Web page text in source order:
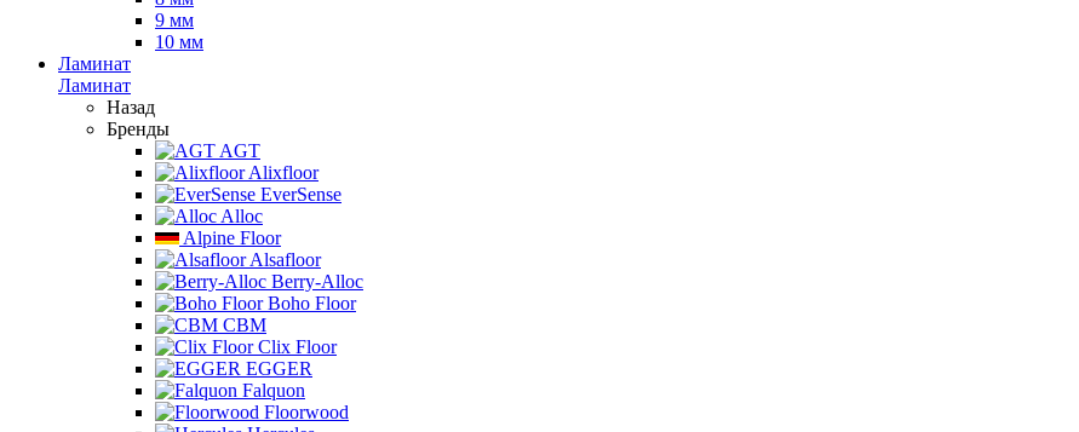
9 мм
10 мм
Ламинат
Ламинат
Назад
Бренды
AGT
Alixfloor
EverSense
Alloc
Alpine Floor
Alsafloor
Berry-Alloc
Boho Floor
CBM
Clix Floor
EGGER
Falquon
Floorwood